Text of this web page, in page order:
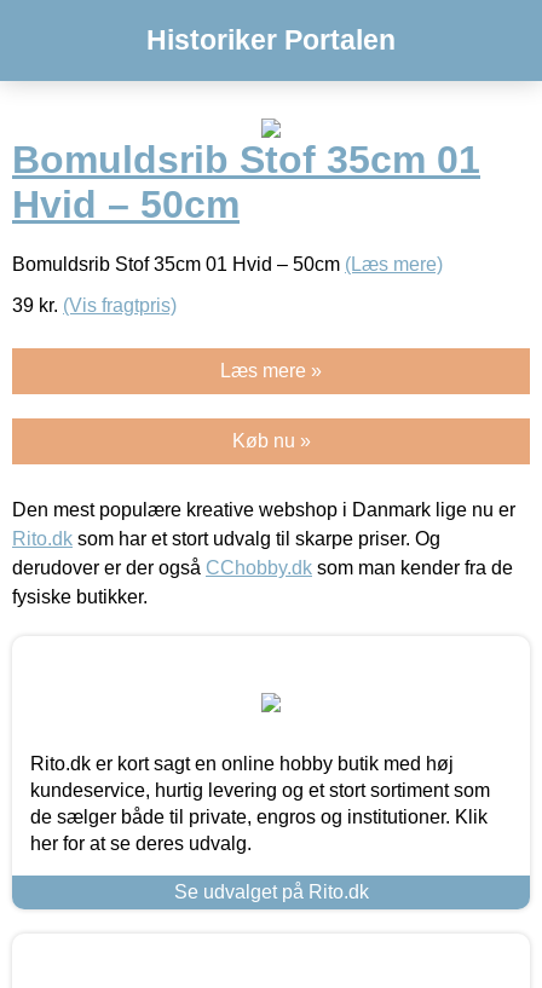
Historiker Portalen
Bomuldsrib Stof 35cm 01
Hvid – 50cm
Bomuldsrib Stof 35cm 01 Hvid – 50cm (Læs mere)
39 kr. (Vis fragtpris)
Læs mere »
Køb nu »
Den mest populære kreative webshop i Danmark lige nu er
Rito.dk som har et stort udvalg til skarpe priser. Og
derudover er der også CChobby.dk som man kender fra de
fysiske butikker.
Rito.dk er kort sagt en online hobby butik med høj
kundeservice, hurtig levering og et stort sortiment som
de sælger både til private, engros og institutioner. Klik
her for at se deres udvalg.
Se udvalget på Rito.dk